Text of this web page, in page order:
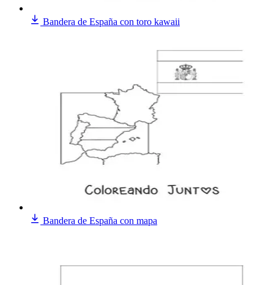
Bandera de España con toro kawaii
Bandera de España con mapa